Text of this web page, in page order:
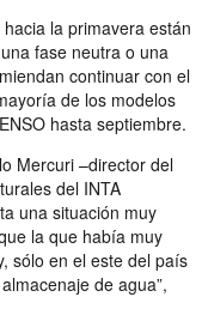
la primavera están
fase neutra o una
continuar con el
de los modelos
hasta septiembre.
Mercuri –director del
del INTA
una situación muy
la que había muy
sólo en el este del país
de agua”,